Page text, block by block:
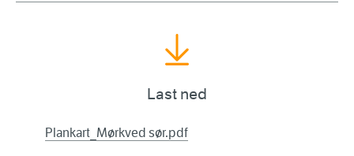
Last ned
Plankart_Mørkved sør.pdf